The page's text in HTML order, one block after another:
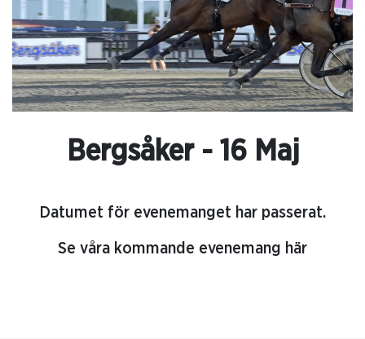
Bergsåker - 16 Maj
Datumet för evenemanget har passerat.
Se våra kommande evenemang här